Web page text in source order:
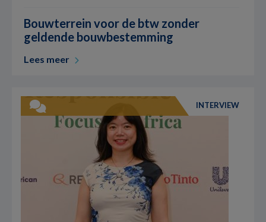
Bouwterrein voor de btw zonder
geldende bouwbestemming
Lees meer
INTERVIEW